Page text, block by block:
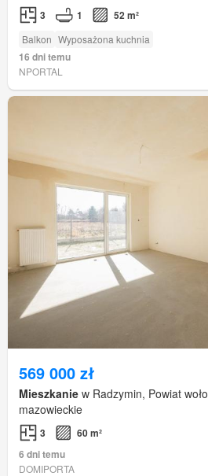
3 1 52 m²
Balkon Wyposażona kuchnia
16 dni temu
NPORTAL
569 000 zł
Mieszkanie w Radzymin, Powiat
mazowieckie
3
60 m²
6 dni temu
DOMIPORTA